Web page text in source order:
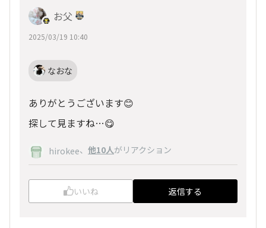
お父
2025/03/19 10:40
なおな
ありがとうございます😊
探して見ますね…😋
hirokee、 他10人がリアクション
いいね 返信する